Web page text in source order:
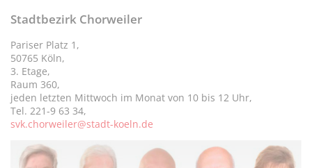
Stadtbezirk Chorweiler
Pariser Platz 1,
50765 Köln,
3. Etage,
Raum 360,
jeden letzten Mittwoch im Monat von 10 bis 12 Uhr,
Tel. 221-9 63 34,
svk.chorweiler@stadt-koeln.de